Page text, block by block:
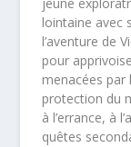
jeune
lointaine avec
l’aventure de
pour
menacées
protection du
à l’errance, à
quêtes